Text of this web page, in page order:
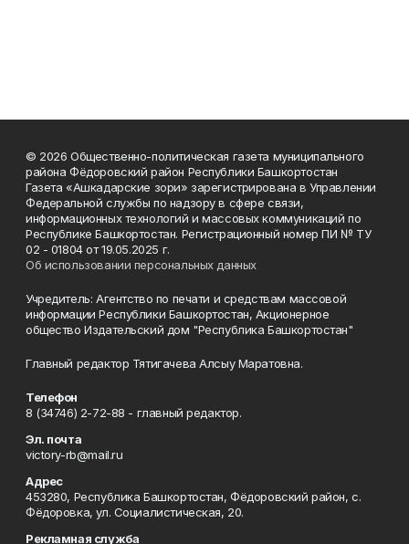
© 2026 Общественно-политическая газета муниципального
района Фёдоровский район Республики Башкортостан
Газета «Ашкадарские зори» зарегистрирована в Управлении
Федеральной службы по надзору в сфере связи,
информационных технологий и массовых коммуникаций по
Республике Башкортостан. Регистрационный номер ПИ № ТУ
02 - 01804 от 19.05.2025 г.
Об использовании персональных данных
Учредитель: Агентство по печати и средствам массовой
информации Республики Башкортостан, Акционерное
общество Издательский дом "Республика Башкортостан"
Главный редактор Тятигачева Алсыу Маратовна.
Телефон
8 (34746) 2-72-88 - главный редактор.
Эл. почта
victory-rb@mail.ru
Адрес
453280, Республика Башкортостан, Фёдоровский район, с.
Фёдоровка, ул. Социалистическая, 20.
Рекламная служба